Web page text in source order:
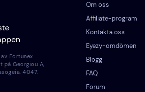
Om oss
Affiliate-program
Kontakta oss
Eyezy-omdömen
Blogg
FAQ
Forum
Fortunex
på Georgiou A,
4047,